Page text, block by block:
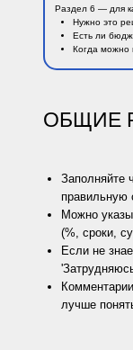
Заполняйте
правильную
Можно
(%, сроки,
Если не
лучше
ОБЩИЕ
Раздел 6 — для
Нужно это
Есть ли
Когда можно